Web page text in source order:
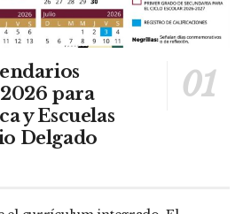
para
y Escuelas
Delgado